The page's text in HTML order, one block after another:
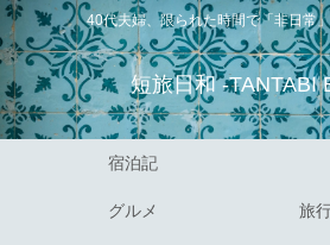
40代夫婦、限られた時間で「非日常
短旅日和 -TANTABI
宿泊記
グルメ 旅